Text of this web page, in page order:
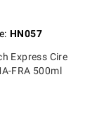
HN057
Express Cire
FRA 500ml